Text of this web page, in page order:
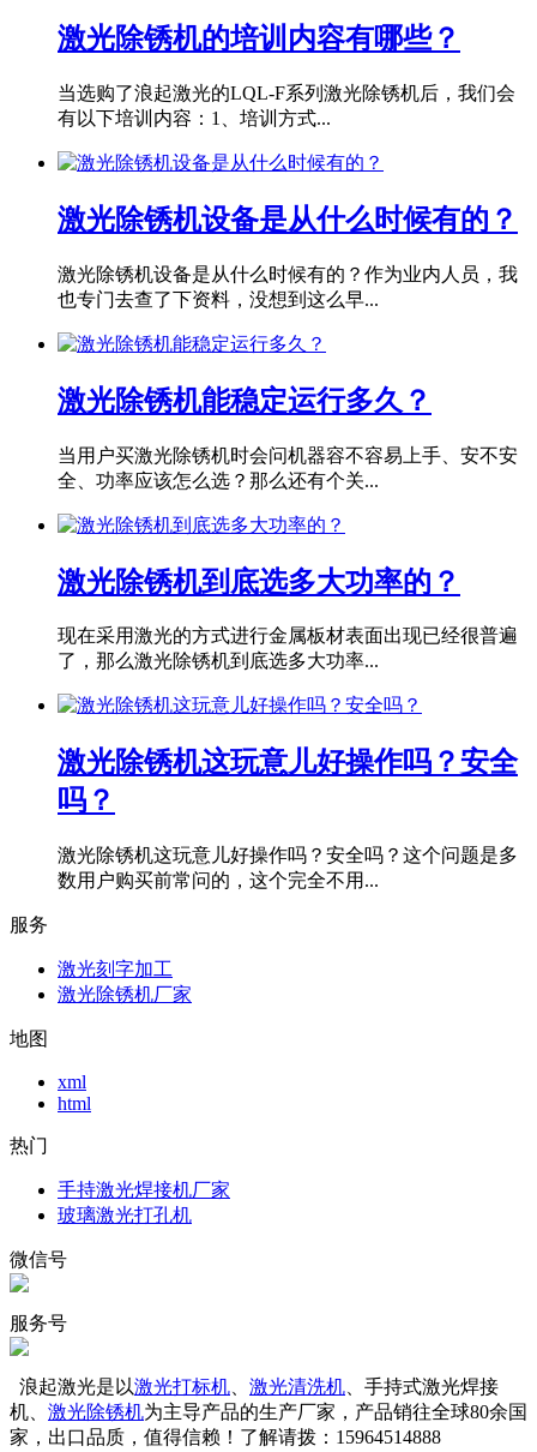
激光除锈机的培训内容有哪些？
当选购了浪起激光的LQL-F系列激光除锈机后，我们会
有以下培训内容：1、培训方式...
激光除锈机设备是从什么时候有的？
激光除锈机设备是从什么时候有的？作为业内人员，我
也专门去查了下资料，没想到这么早...
激光除锈机能稳定运行多久？
当用户买激光除锈机时会问机器容不容易上手、安不安
全、功率应该怎么选？那么还有个关...
激光除锈机到底选多大功率的？
现在采用激光的方式进行金属板材表面出现已经很普遍
了，那么激光除锈机到底选多大功率...
激光除锈机这玩意儿好操作吗？安全
吗？
激光除锈机这玩意儿好操作吗？安全吗？这个问题是多
数用户购买前常问的，这个完全不用...
服务
激光刻字加工
激光除锈机厂家
地图
xml
html
热门
手持激光焊接机厂家
玻璃激光打孔机
微信号
服务号
浪起激光是以激光打标机 激光清洗机 、手持式激光焊接
机、 激光除锈机为主导产品的生产厂家，产品销往全球80余国
家，出口品质，值得信赖！了解请拨：15964514888